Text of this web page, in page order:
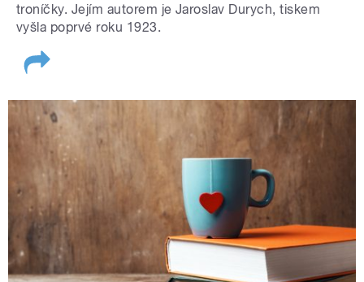
troníčky. Jejím autorem je Jaroslav Durych, tiskem
vyšla poprvé roku 1923.